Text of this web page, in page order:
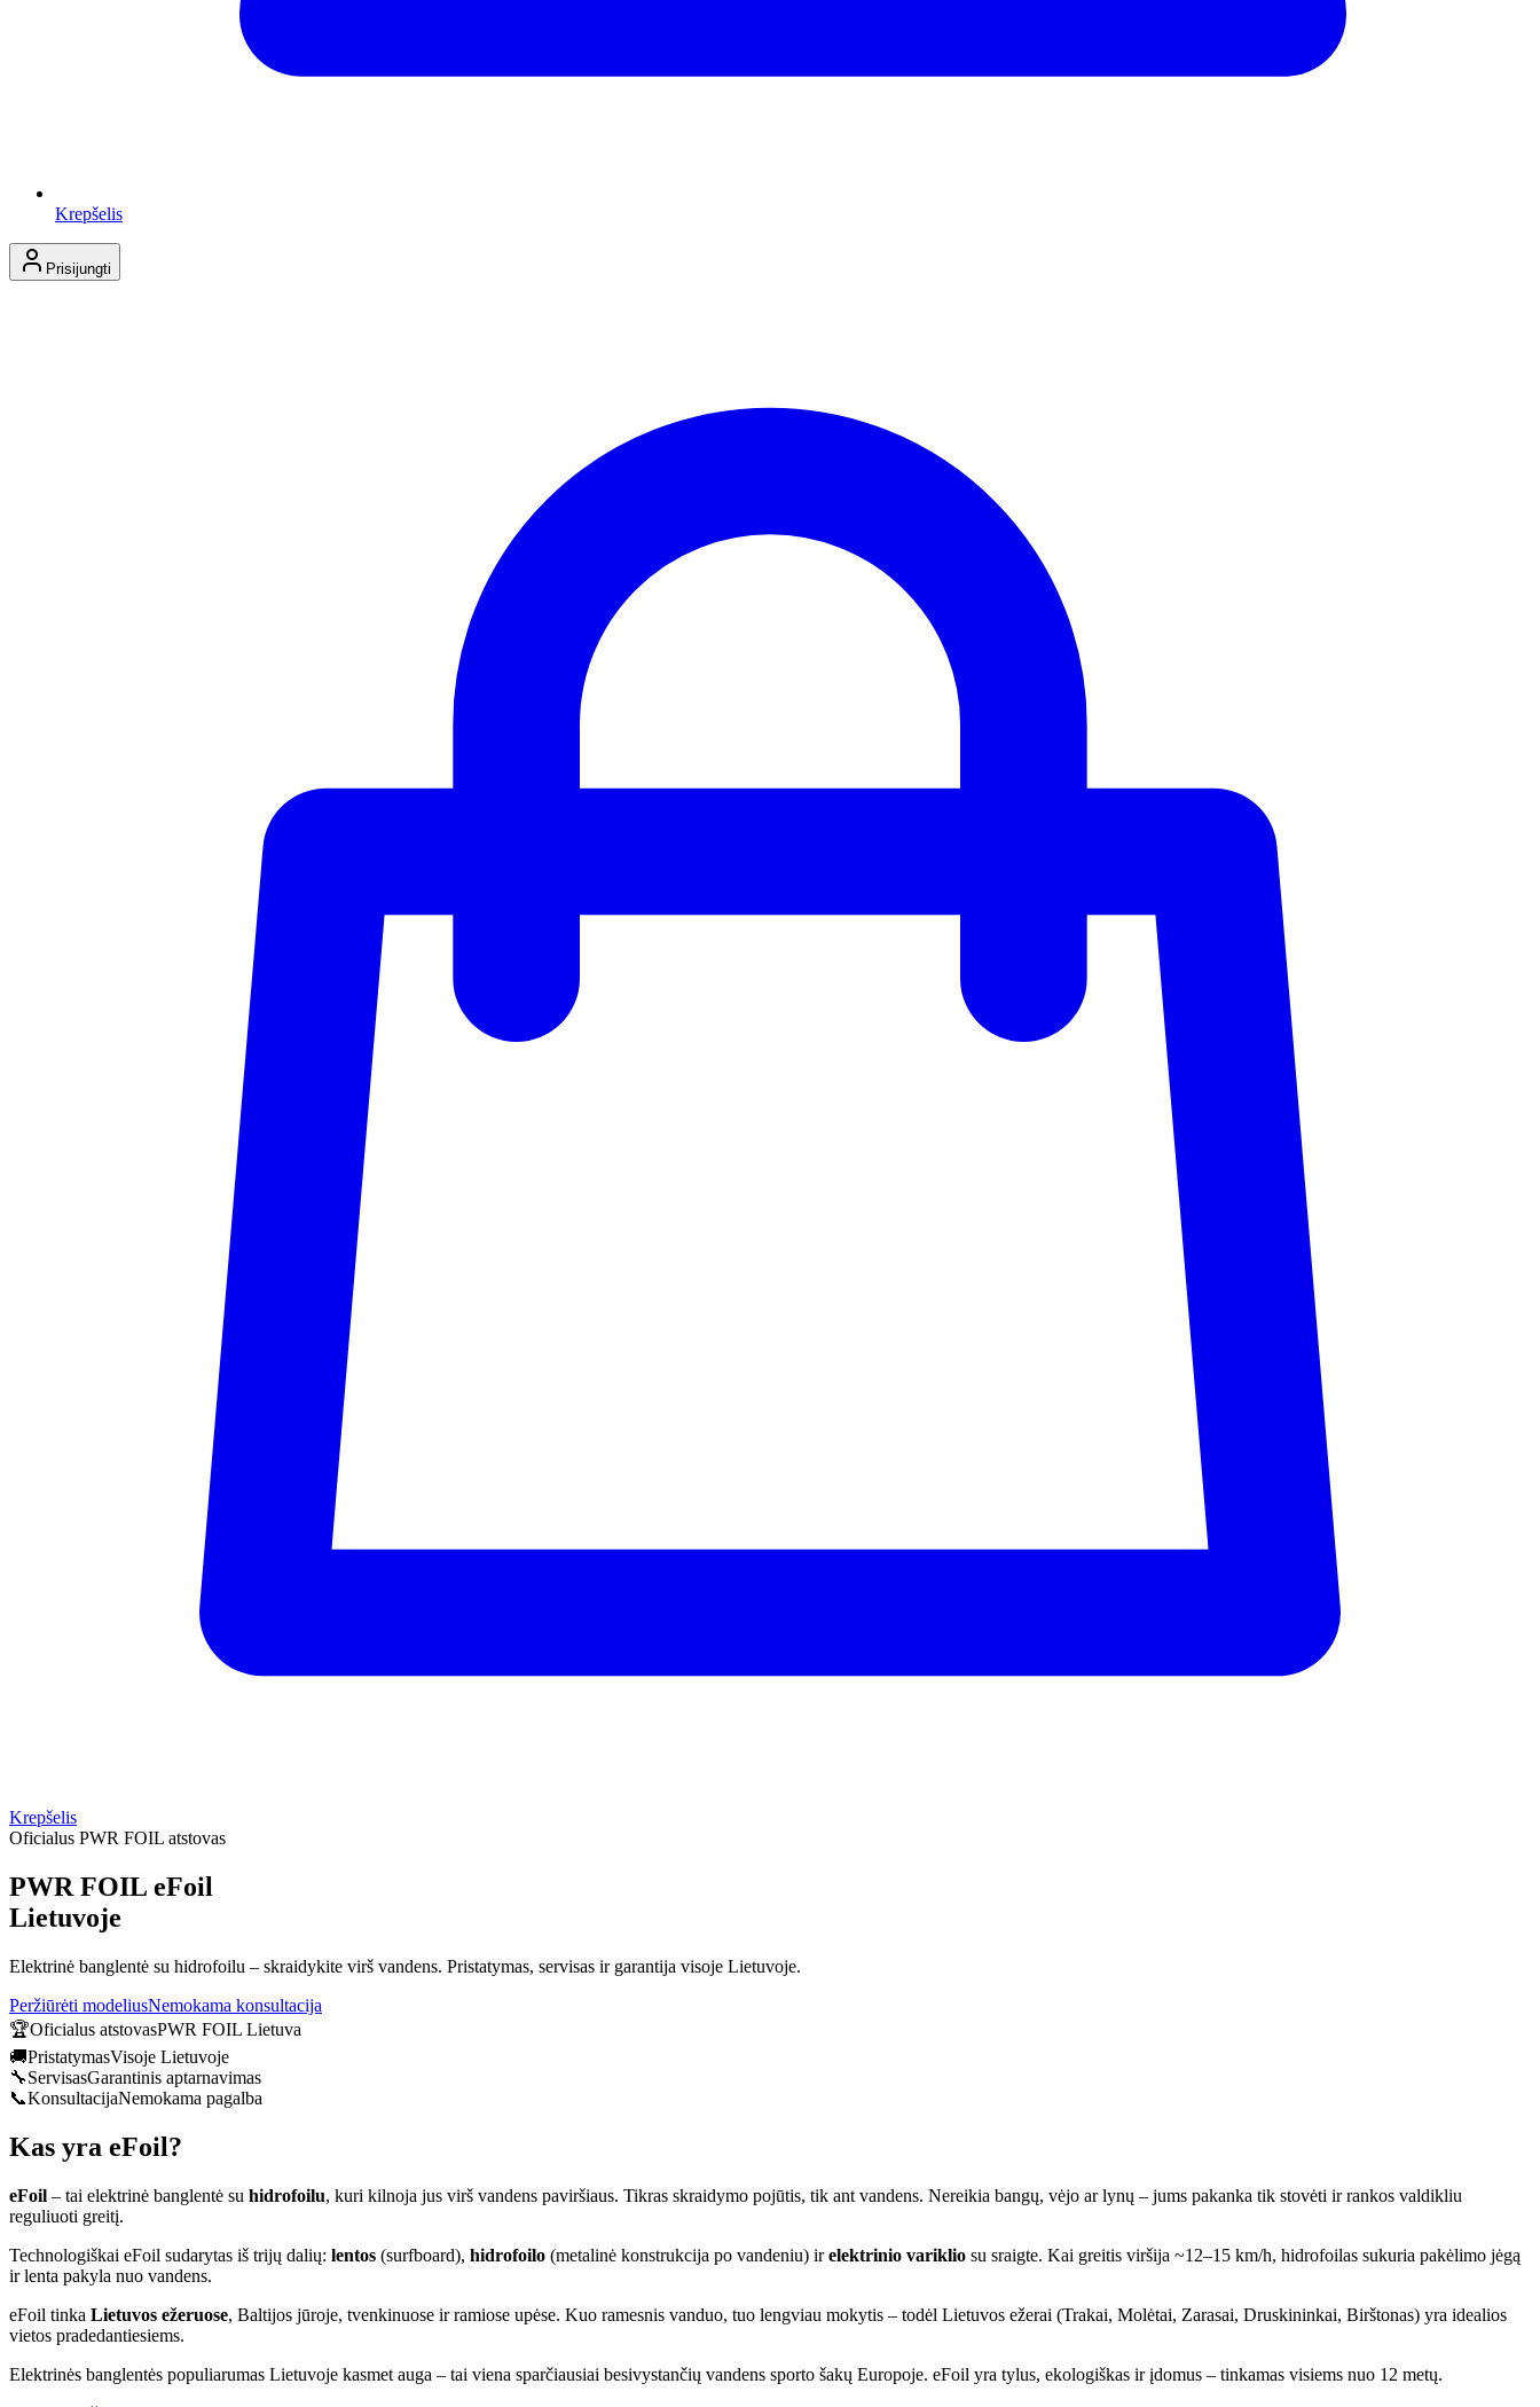
Krepšelis
Prisijungti
Krepšelis
Oficialus PWR FOIL atstovas
PWR FOIL eFoil
Lietuvoje
Elektrinė banglentė su hidrofoilu – skraidykite virš vandens. Pristatymas, servisas ir garantija visoje Lietuvoje.
Peržiūrėti modeliusNemokama konsultacija
🏆Oficialus atstovasPWR FOIL Lietuva
🚚PristatymasVisoje Lietuvoje
🔧ServisasGarantinis aptarnavimas
📞KonsultacijaNemokama pagalba
Kas yra eFoil?
eFoil – tai elektrinė banglentė su hidrofoilu, kuri kilnoja jus virš vandens paviršiaus. Tikras skraidymo pojūtis, tik ant vandens. Nereikia bangų, vėjo ar lynų – jums pakanka tik stovėti ir rankos valdikliu
reguliuoti greitį.
Technologiškai eFoil sudarytas iš trijų dalių: lentos (surfboard), hidrofoilo (metalinė konstrukcija po vandeniu) irelektrinio variklio su sraigte. Kai greitis viršija ~12–15 km/h, hidrofoilas sukuria pakėlimo jėgą
ir lenta pakyla nuo vandens.
eFoil tinka Lietuvos ežeruose, Baltijos jūroje, tvenkinuose ir ramiose upėse. Kuo ramesnis vanduo, tuo lengviau mokytis – todėl Lietuvos ežerai (Trakai, Molėtai, Zarasai, Druskininkai, Birštonas) yra idealios
vietos pradedantiesiems.
Elektrinės banglentės populiarumas Lietuvoje kasmet auga – tai viena sparčiausiai besivystančių vandens sporto šakų Europoje. eFoil yra tylus, ekologiškas ir įdomus – tinkamas visiems nuo 12 metų.